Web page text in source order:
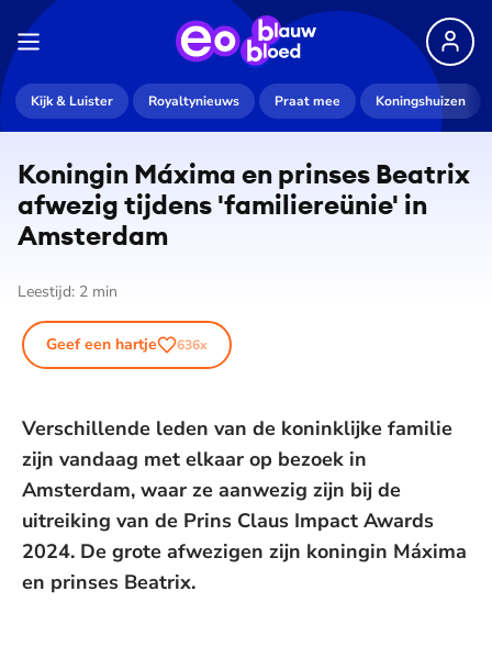
Kijk & Luister Royaltynieuws Praat mee Koningshuizen
Koningin Máxima en prinses Beatrix
afwezig tijdens 'fa­mi­lie­re­ü­nie' in
Amsterdam
Leestijd: 2 min
Geef een hartje 636x
Verschillende leden van de koninklijke familie
zijn vandaag met elkaar op bezoek in
Amsterdam, waar ze aanwezig zijn bij de
uitreiking van de Prins Claus Impact Awards
2024. De grote afwezigen zijn koningin Máxima
en prinses Beatrix.